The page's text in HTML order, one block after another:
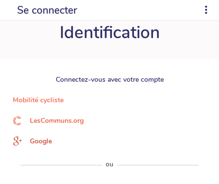
Se connecter
Identification
Connectez-vous avec votre compte
Mobilité cycliste
LesCommuns.org
Google
ou